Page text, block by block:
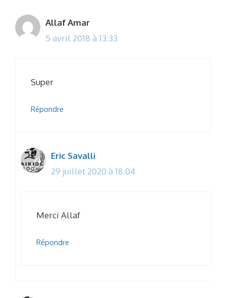
Allaf Amar
5 avril 2018 à 13:33
Super
Répondre
Eric Savalli
29 juillet 2020 à 18:04
Merci Allaf
Répondre